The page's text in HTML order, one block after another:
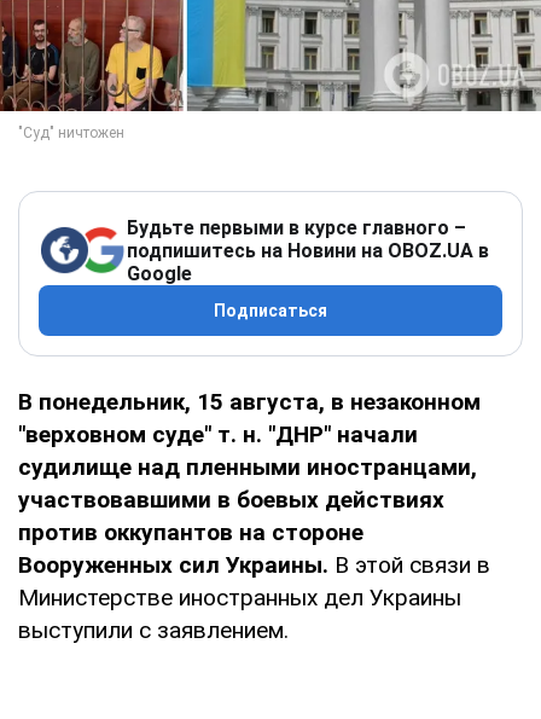
Будьте первыми в курсе главного –
подпишитесь на Новини на OBOZ.UA в
Google
Подписаться
В понедельник, 15 августа, в незаконном
"верховном суде" т. н. "ДНР" начали
судилище над пленными иностранцами,
участвовавшими в боевых действиях
против оккупантов на стороне
Вооруженных сил Украины. В этой связи в
Министерстве иностранных дел Украины
выступили с заявлением.